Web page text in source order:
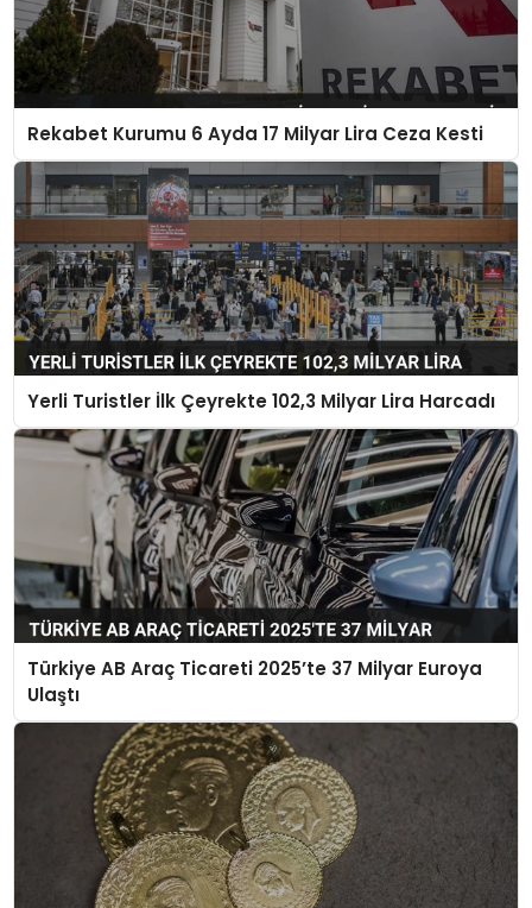
Rekabet Kurumu 6 Ayda 17 Milyar Lira Ceza Kesti
Yerli Turistler İlk Çeyrekte 102,3 Milyar Lira Harcadı
Türkiye AB Araç Ticareti 2025’te 37 Milyar Euroya
Ulaştı